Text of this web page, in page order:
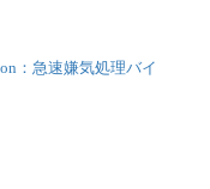
：急速嫌気処理バイ